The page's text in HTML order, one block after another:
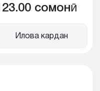
сомонӣ
Илова кардан